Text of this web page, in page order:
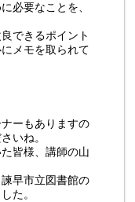
必要なことを、
できるポイント
メモを取られて
ーもありますの
いね。
皆様、講師の山
早市立図書館の
た。